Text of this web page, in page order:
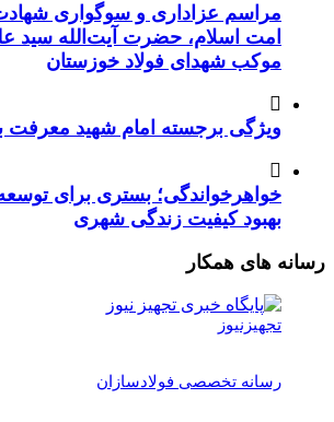
مراسم عزاداری و سوگواری
امت اسلام، حضرت آیت‌الله سید
موکب شهدای فولاد خوزستان
ویژگی برجسته امام شهید معرفت
خواهرخواندگی؛ بستری برای
بهبود کیفیت زندگی شهری
رسانه های همکار
تجهیزنیوز
رسانه تخصصی فولادسازان